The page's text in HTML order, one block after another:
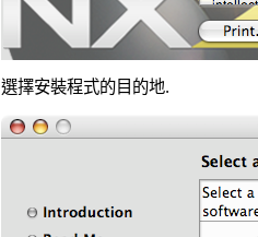
選擇安裝程式的目的地.